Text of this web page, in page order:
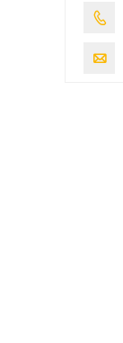

